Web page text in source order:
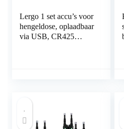
Lergo 1 set accu’s voor
hengeldose, oplaadbaar
via USB, CR425